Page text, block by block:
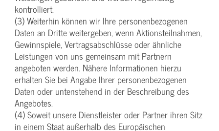
kontrolliert.
(3) Weiterhin können wir Ihre personenbezogenen
Daten an Dritte weitergeben, wenn Aktionsteilnahmen,
Gewinnspiele, Vertragsabschlüsse oder ähnliche
Leistungen von uns gemeinsam mit Partnern
angeboten werden. Nähere Informationen hierzu
erhalten Sie bei Angabe Ihrer personenbezogenen
Daten oder untenstehend in der Beschreibung des
Angebotes.
(4) Soweit unsere Dienstleister oder Partner ihren Sitz
in einem Staat außerhalb des Europäischen